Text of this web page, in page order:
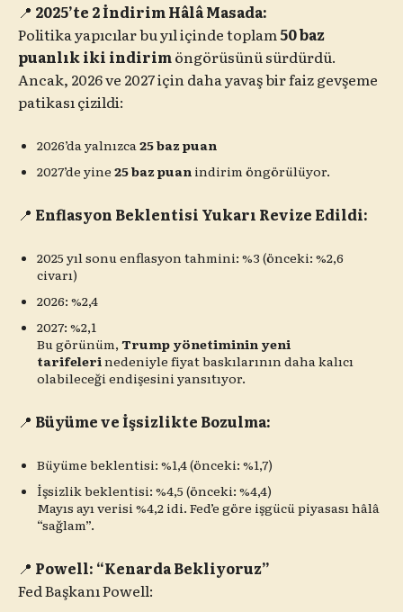
📍 2025’te 2 İndirim Hâlâ Masada:
Politika yapıcılar bu yıl içinde toplam50 baz
puanlık iki indirimöngörüsünü sürdürdü.
Ancak, 2026 ve 2027 için daha yavaş bir faiz gevşeme
patikası çizildi:
2026’da yalnızca25 baz puan
2027’de yine 25 baz puan indirim öngörülüyor.
📍 Enflasyon Beklentisi Yukarı Revize Edildi:
2025 yıl sonu enflasyon tahmini: %3 (önceki: %2,6
civarı)
2026: %2,4
2027: %2,1
Bu görünüm,Trump yönetiminin yeni
tarifelerinedeniyle fiyat baskılarının daha kalıcı
olabileceği endişesini yansıtıyor.
📍 Büyüme ve İşsizlikte Bozulma:
Büyüme beklentisi: %1,4 (önceki: %1,7)
İşsizlik beklentisi: %4,5 (önceki: %4,4)
Mayıs ayı verisi %4,2 idi. Fed’e göre işgücü piyasası hâlâ
“sağlam”.
📍 Powell: “Kenarda Bekliyoruz”
Fed Başkanı Powell: